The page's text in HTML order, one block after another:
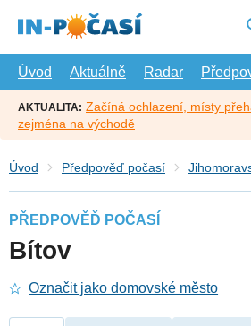
hlavní
Úvod
Aktuálně Radar
AKTUALITA: Začíná ochlazení, místy
zejména na východě
Úvod Předpověď počasí
PŘEDPOVĚĎ POČASÍ
Bítov
Označit jako domovské město